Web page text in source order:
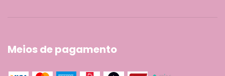
Meios de pagamento